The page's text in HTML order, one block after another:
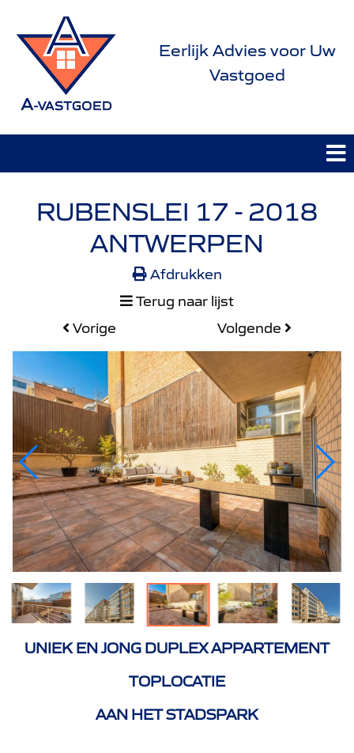
Eerlijk Advies voor Uw
Vastgoed
RUBENSLEI 17 - 2018
ANTWERPEN
Afdrukken
Terug naar lijst
Vorige
Volgende
UNIEK EN JONG DUPLEX APPARTEMENT
TOPLOCATIE
AAN HET STADSPARK